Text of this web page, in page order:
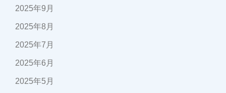
2025年9月
2025年8月
2025年7月
2025年6月
2025年5月